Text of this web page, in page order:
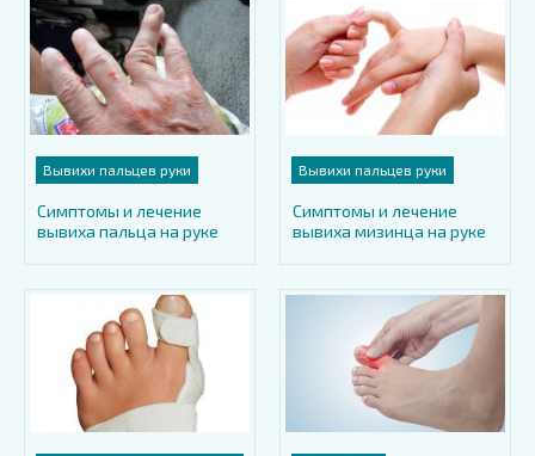
Вывихи пальцев руки
Симптомы и лечение
вывиха пальца на руке
Вывихи пальцев руки
Симптомы и лечение
вывиха мизинца на руке